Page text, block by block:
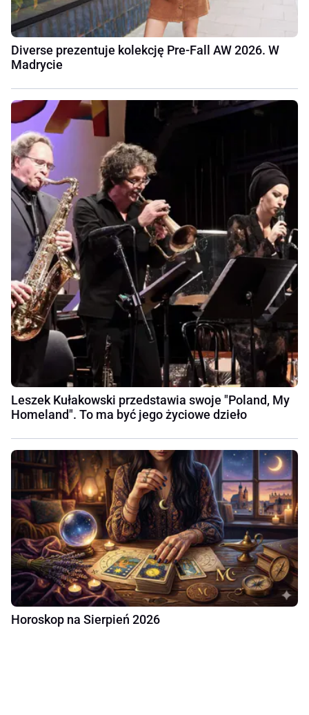
Diverse prezentuje kolekcję Pre-Fall AW 2026. W
Madrycie
Leszek Kułakowski przedstawia swoje "Poland, My
Homeland". To ma być jego życiowe dzieło
Horoskop na Sierpień 2026